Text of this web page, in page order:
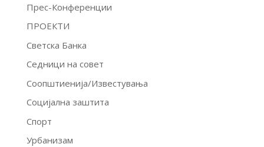
Прес-Конференции
ПРОЕКТИ
Светска Банка
Седници на совет
Соопштиенија/Известувања
Социјална заштита
Спорт
Урбанизам